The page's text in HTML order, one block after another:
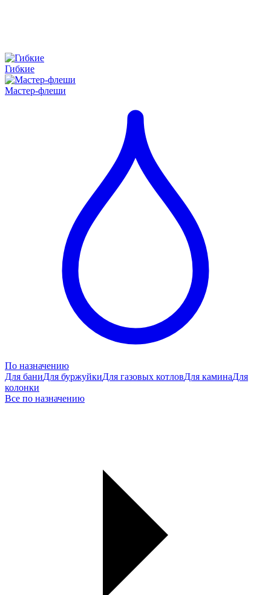
Гибкие
Мастер-флеши
По назначению
Для баниДля буржуйкиДля газовых котловДля каминаДля
колонки
Все по назначению